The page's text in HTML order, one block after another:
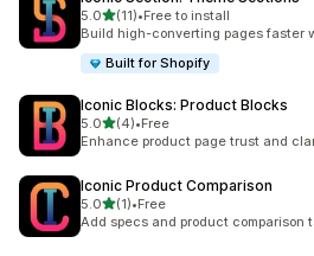
5.05つ星中
(11)
合計レビュー数：11件
•Free to install
Build high-converting pages faster
Built for Shopify
Iconic Blocks: Product Blocks
5.05つ星中
(4)
合計レビュー数：4件
•Free
Enhance product page trust and
Iconic Product Comparison
5.05つ星中
(1)
合計レビュー数：1件
•Free
Add specs and product comparison